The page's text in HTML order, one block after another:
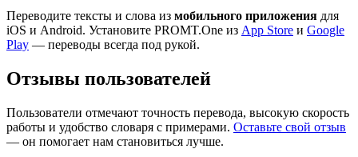
Переводите тексты и слова из мобильного приложения для
iOS и Android. Установите PROMT.One из App Store и Google
Play — переводы всегда под рукой.
Отзывы пользователей
Пользователи отмечают точность перевода, высокую скорость
работы и удобство словаря с примерами. Оставьте свой отзыв
— он помогает нам становиться лучше.